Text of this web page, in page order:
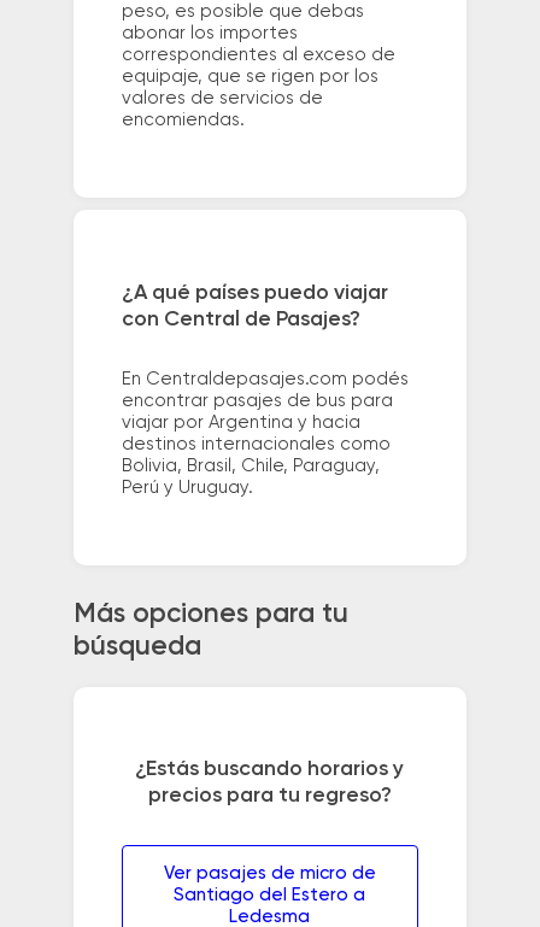
peso, es posible que debas
abonar los importes
correspondientes al exceso de
equipaje, que se rigen por los
valores de servicios de
encomiendas.
¿A qué países puedo viajar
con Central de Pasajes?
En Centraldepasajes.com podés
encontrar pasajes de bus para
viajar por Argentina y hacia
destinos internacionales como
Bolivia, Brasil, Chile, Paraguay,
Perú y Uruguay.
Más opciones para tu
búsqueda
¿Estás buscando horarios y
precios para tu regreso?
Ver pasajes de micro de
Santiago del Estero a
Ledesma